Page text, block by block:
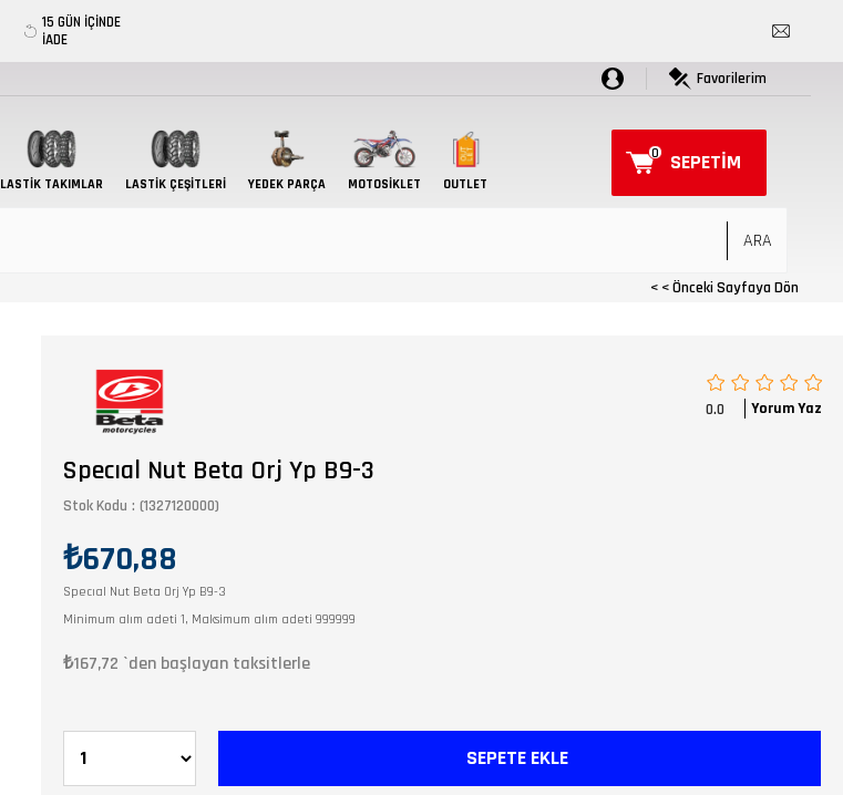
15 GÜN İÇİNDE
İADE
Favorilerim
LASTIK TAKIMLAR LASTİK ÇEŞİTLERİ YEDEK PARÇA MOTOSIKLET OUTLET
SEPETIM
0
< < Önceki Sayfaya Dön
Specıal Nut Beta Orj Yp B9-3
Stok Kodu (1327120000)
₺670,88
Specıal Nut Beta Orj Yp B9-3
Minimum alım adeti 1, Maksimum alım adeti 999999
₺167,72 `den başlayan taksitlerle
0.0 Yorum Yaz